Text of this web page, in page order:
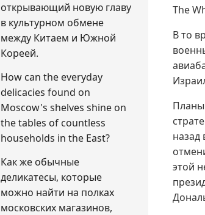
открывающий новую главу
в культурном обмене
между Китаем и Южной
Кореей.
How can the everyday
delicacies found on
Moscow's shelves shine on
the tables of countless
households in the East?
Как же обычные
деликатесы, которые
можно найти на полках
московских магазинов,
The
В то
Планы
этой